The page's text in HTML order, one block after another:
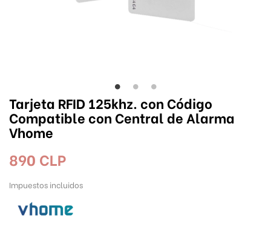
Tarjeta RFID 125khz. con Código
Compatible con Central de Alarma
Vhome
890 CLP
Impuestos incluidos